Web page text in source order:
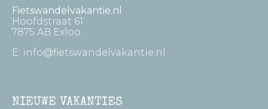
Fietswandelvakantie.nl
Hoofdstraat 61
7875 AB Exloo
E: info@fietswandelvakantie.nl
NIEUWE VAKANTIES